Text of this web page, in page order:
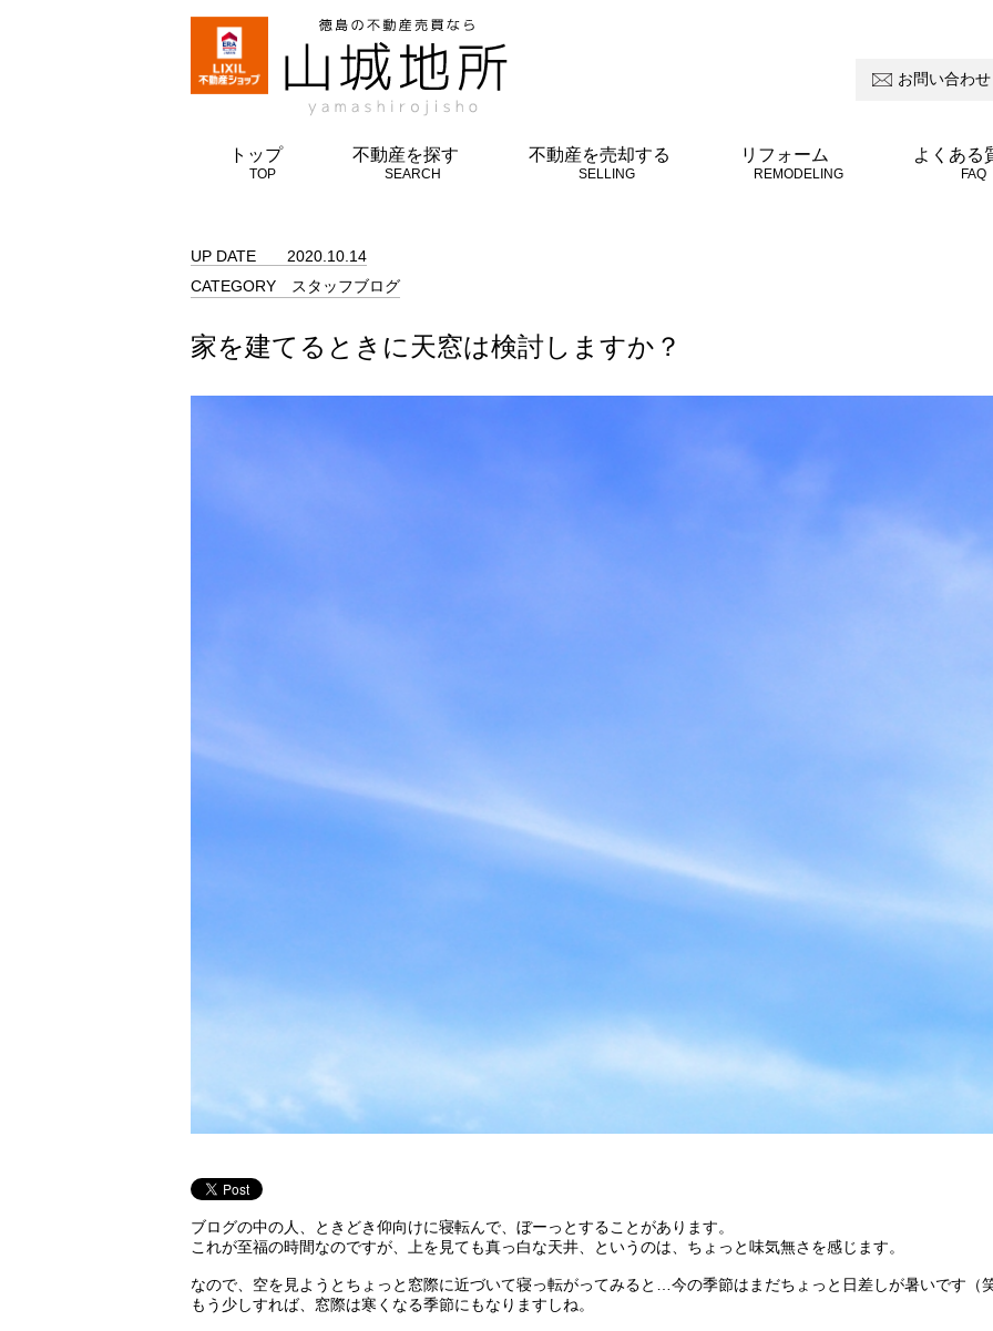
お問い合わせ
トップ
TOP
不動産を探す
SEARCH
不動産を売却する
SELLING
リフォーム
REMODELING
よくある
FAQ
UP DATE
2020.10.14
CATEGORY
スタッフブログ
家を建てるときに天窓は検討しますか？
ブログの中の人、ときどき仰向けに寝転んで、ぼーっとすることがあります。
これが至福の時間なのですが、上を見ても真っ白な天井、というのは、ちょっと味気無さを感じます。
なので、空を見ようとちょっと窓際に近づいて寝っ転がってみると…今の季節はまだちょっと日差しが暑いです（
もう少しすれば、窓際は寒くなる季節にもなりますしね。